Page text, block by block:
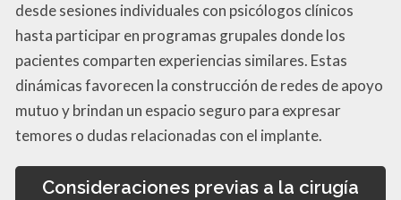
desde sesiones individuales con psicólogos clínicos
hasta participar en programas grupales donde los
pacientes comparten experiencias similares. Estas
dinámicas favorecen la construcción de redes de apoyo
mutuo y brindan un espacio seguro para expresar
temores o dudas relacionadas con el implante.
Consideraciones previas a la cirugía